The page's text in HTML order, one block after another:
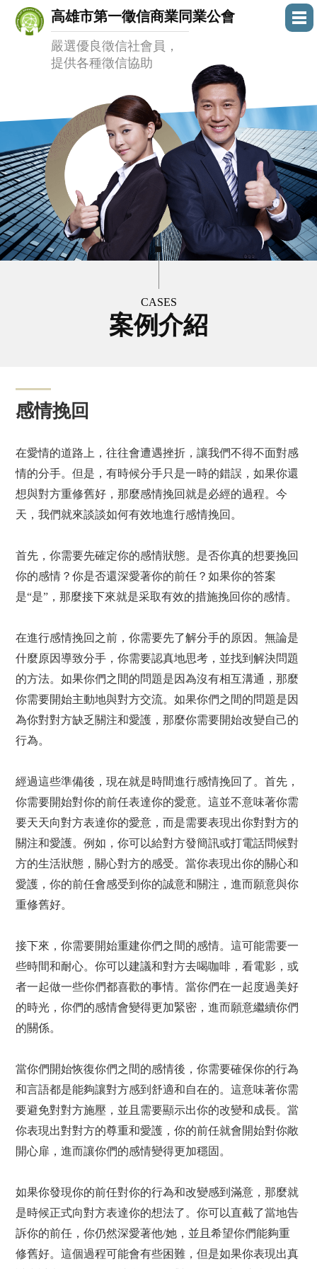
高雄市第一徵信商業同業公會
嚴選優良徵信社會員，
提供各種徵信協助
CASES
案例介紹
感情挽回
在愛情的道路上，往往會遭遇挫折，讓我們不得不面對感
情的分手。但是，有時候分手只是一時的錯誤，如果你還
想與對方重修舊好，那麼感情挽回就是必經的過程。今
天，我們就來談談如何有效地進行感情挽回。
首先，你需要先確定你的感情狀態。是否你真的想要挽回
你的感情？你是否還深愛著你的前任？如果你的答案
是“是”，那麼接下來就是采取有效的措施挽回你的感情。
在進行感情挽回之前，你需要先了解分手的原因。無論是
什麼原因導致分手，你需要認真地思考，並找到解決問題
的方法。如果你們之間的問題是因為沒有相互溝通，那麼
你需要開始主動地與對方交流。如果你們之間的問題是因
為你對對方缺乏關注和愛護，那麼你需要開始改變自己的
行為。
經過這些準備後，現在就是時間進行感情挽回了。首先，
你需要開始對你的前任表達你的愛意。這並不意味著你需
要天天向對方表達你的愛意，而是需要表現出你對對方的
關注和愛護。例如，你可以給對方發簡訊或打電話問候對
方的生活狀態，關心對方的感受。當你表現出你的關心和
愛護，你的前任會感受到你的誠意和關注，進而願意與你
重修舊好。
接下來，你需要開始重建你們之間的感情。這可能需要一
些時間和耐心。你可以建議和對方去喝咖啡，看電影，或
者一起做一些你們都喜歡的事情。當你們在一起度過美好
的時光，你們的感情會變得更加緊密，進而願意繼續你們
的關係。
當你們開始恢復你們之間的感情後，你需要確保你的行為
和言語都是能夠讓對方感到舒適和自在的。這意味著你需
要避免對對方施壓，並且需要顯示出你的改變和成長。當
你表現出對對方的尊重和愛護，你的前任就會開始對你敞
開心扉，進而讓你們的感情變得更加穩固。
如果你發現你的前任對你的行為和改變感到滿意，那麼就
是時候正式向對方表達你的想法了。你可以直截了當地告
訴你的前任，你仍然深愛著他/她，並且希望你們能夠重
修舊好。這個過程可能會有些困難，但是如果你表現出真